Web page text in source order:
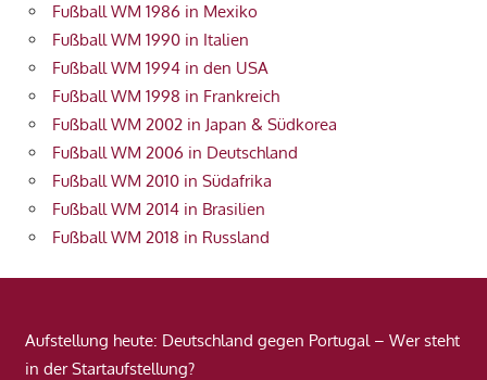
Fußball WM 1986 in Mexiko
Fußball WM 1990 in Italien
Fußball WM 1994 in den USA
Fußball WM 1998 in Frankreich
Fußball WM 2002 in Japan & Südkorea
Fußball WM 2006 in Deutschland
Fußball WM 2010 in Südafrika
Fußball WM 2014 in Brasilien
Fußball WM 2018 in Russland
Aufstellung heute: Deutschland gegen Portugal – Wer steht
in der Startaufstellung?